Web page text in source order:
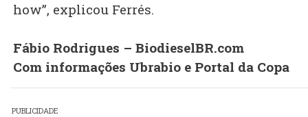
how”, explicou Ferrés.
Fábio Rodrigues – BiodieselBR.com
Com informações Ubrabio e Portal da Copa
PUBLICIDADE